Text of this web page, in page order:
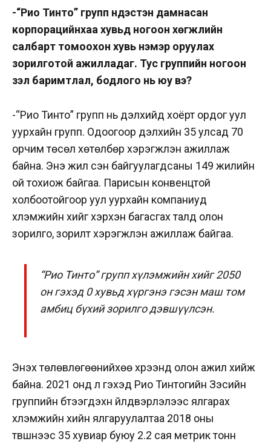
-“Рио Тинто” групп үндэстэн дамнасан
корпорацийнхаа хувьд ногоон хөгжлийн
салбарт томоохон хувь нэмэр оруулах
зорилготой ажилладаг. Тус группийн ногоон
үзэл баримтлал, бодлого нь юу вэ?
-“Рио Тинто” групп нь дэлхийд хоёрт ордог уул
уурхайн групп. Одоогоор дэлхийн 35 улсад 70
орчим төсөл хөтөлбөр хэрэгжүүлэн ажиллаж
байна. Энэ жил үүсэн байгуулагдсаны 149 жилийн
ой тохиож байгаа. Парисын конвенцтой
холбоотойгоор уул уурхайн компаниуд
хүлэмжийн хийг хэрхэн багасгах талд олон
зорилго, зорилт хэрэгжүүлэн ажиллаж байгаа.
“Рио Тинто” групп хүлэмжийн хийг 2050
он гэхэд 0 хувьд хүргэнэ гэсэн маш том
амбиц бүхий зорилго дэвшүүлсэн.
Энэхүү төлөвлөгөөнийхөө хүрээнд олон ажил хийж
байна. 2021 онд л гэхэд Рио Тинтогийн Зэсийн
группийн бүтээгдэхүүн үйлдвэрлэлээс ялгарах
хүлэмжийн хийн ялгаруулалтаа 2018 оны
түвшнээс 35 хувиар буюу 2.2 сая метрик тонн